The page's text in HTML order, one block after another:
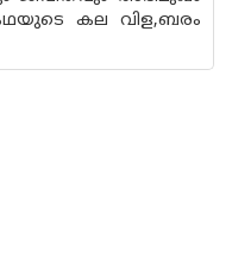
കല വിള,ബരം